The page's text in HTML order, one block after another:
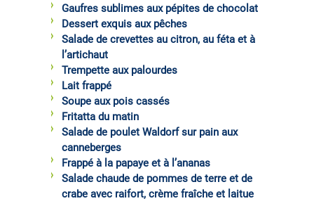
Gaufres sublimes aux pépites de chocolat
Dessert exquis aux pêches
Salade de crevettes au citron, au féta et à
l’artichaut
Trempette aux palourdes
Lait frappé
Soupe aux pois cassés
Fritatta du matin
Salade de poulet Waldorf sur pain aux
canneberges
Frappé à la papaye et à l’ananas
Salade chaude de pommes de terre et de
crabe avec raifort, crème fraîche et laitue